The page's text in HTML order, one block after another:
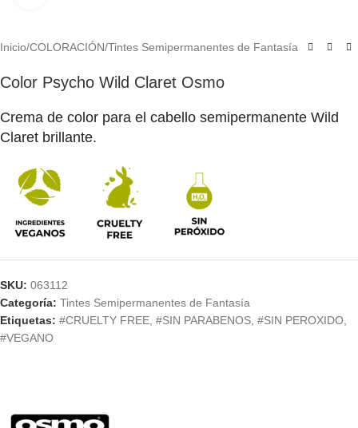
Inicio/COLORACIÓN/Tintes Semipermanentes de Fantasía
Color Psycho Wild Claret Osmo
Crema de color para el cabello semipermanente Wild
Claret brillante.
SKU: 063112
Categoría: Tintes Semipermanentes de Fantasía
Etiquetas: #CRUELTY FREE #SIN PARABENOS #SIN PEROXIDO
#VEGANO